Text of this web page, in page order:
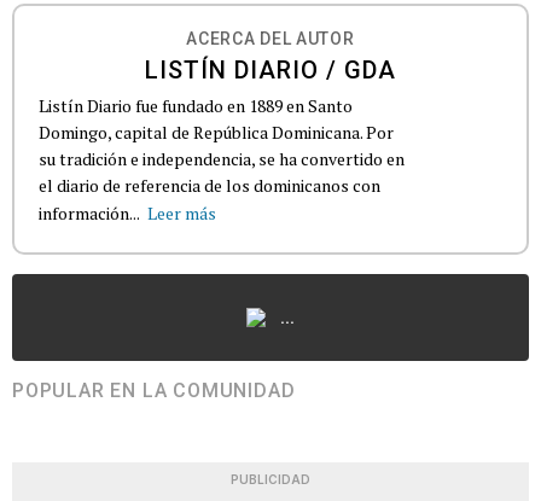
ACERCA DEL AUTOR
LISTÍN DIARIO / GDA
Listín Diario fue fundado en 1889 en Santo
Domingo, capital de República Dominicana. Por
su tradición e independencia, se ha convertido en
el diario de referencia de los dominicanos con
información... Leer más
...
POPULAR EN LA COMUNIDAD
PUBLICIDAD